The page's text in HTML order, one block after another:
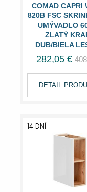
COMAD CAPRI
820B FSC
UMÝVADLO
ZLATÝ
DUB/BIELA
282,05 €
DETAIL
14 DNÍ